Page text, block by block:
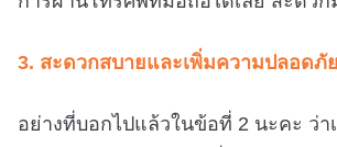
3. สะดวกสบายและเพิ่มความปลอดภัย
อย่างที่บอกไปแล้วในข้อที่ 2 นะคะ ว่า